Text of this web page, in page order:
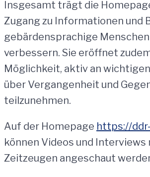
Insgesamt trägt die
Zugang zu Informationen und
gebärdensprachige Menschen
verbessern. Sie eröffnet
Möglichkeit, aktiv an
über Vergangenheit und
teilzunehmen.
Auf der Homepage https://
können Videos und Interviews
Zeitzeugen angeschaut